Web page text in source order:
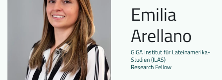
Methode
Blog
Emilia
Arellano
GIGA Institut für Lateinamerika-
Studien (ILAS)
Research Fellow